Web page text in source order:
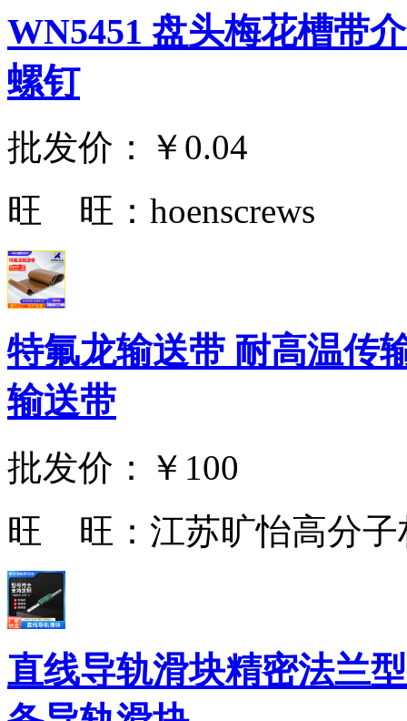
WN5451 盘头梅花槽带
螺钉
批发价：
￥0.04
旺 旺： hoenscrews
特氟龙输送带 耐高温传
输送带
批发价：
￥100
旺 旺： 江苏旷怡高分子
直线导轨滑块精密法兰